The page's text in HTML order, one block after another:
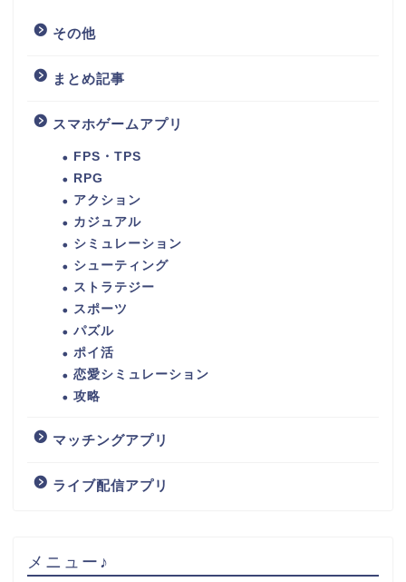
その他
まとめ記事
スマホゲームアプリ
FPS・TPS
RPG
アクション
カジュアル
シミュレーション
シューティング
ストラテジー
スポーツ
パズル
ポイ活
恋愛シミュレーション
攻略
マッチングアプリ
ライブ配信アプリ
メニュー♪